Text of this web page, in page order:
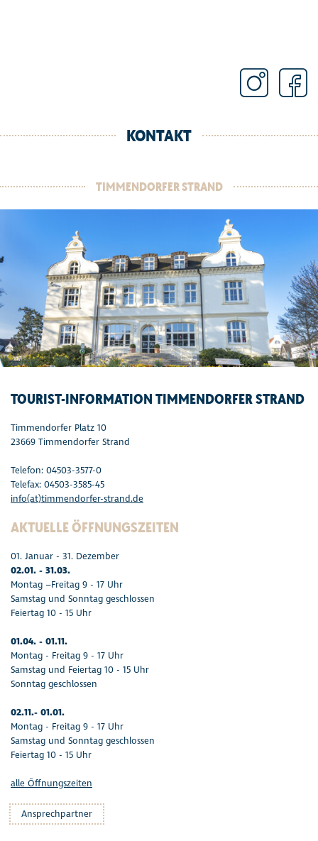
KONTAKT
TIMMENDORFER STRAND
TOURIST-INFORMATION TIMMENDORFER STRAND
Timmendorfer Platz 10
23669 Timmendorfer Strand
Telefon: 04503-3577-0
Telefax: 04503-3585-45
info(at)timmendorfer-strand.de
AKTUELLE ÖFFNUNGSZEITEN
01. Januar - 31. Dezember
02.01. - 31.03.
Montag –Freitag 9 - 17 Uhr
Samstag und Sonntag geschlossen
Feiertag 10 - 15 Uhr
01.04. - 01.11.
Montag - Freitag 9 - 17 Uhr
Samstag und Feiertag 10 - 15 Uhr
Sonntag geschlossen
02.11.- 01.01.
Montag - Freitag 9 - 17 Uhr
Samstag und Sonntag geschlossen
Feiertag 10 - 15 Uhr
alle Öffnungszeiten
Ansprechpartner